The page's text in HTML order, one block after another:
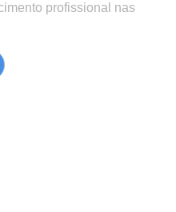
profissional nas